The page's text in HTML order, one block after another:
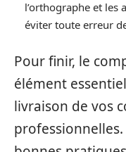
l’orthographe et les
éviter toute erreur
Pour finir, le
élément
livraison de vos